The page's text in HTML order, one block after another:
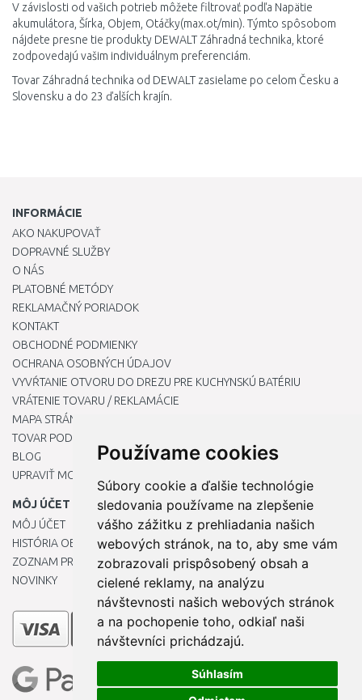
Používame cookies
Súbory cookie a ďalšie technológie
sledovania používame na zlepšenie
vášho zážitku z prehliadania našich
webových stránok, na to, aby sme vám
zobrazovali prispôsobený obsah a
cielené reklamy, na analýzu
návštevnosti našich webových stránok
a na pochopenie toho, odkiaľ naši
návštevníci prichádzajú.
Súhlasím
V závislosti od vašich potrieb môžete filtrovať podľa Napätie
akumulátora, Šírka, Objem, Otáčky(max.ot/min). Týmto spôsobom
nájdete presne tie produkty DEWALT Záhradná technika, ktoré
zodpovedajú vašim individuálnym preferenciám.
Tovar Záhradná technika od DEWALT zasielame po celom Česku a
Slovensku a do 23 ďalších krajín.
INFORMÁCIE
AKO NAKUPOVAŤ
DOPRAVNÉ SLUŽBY
O NÁS
PLATOBNÉ METÓDY
REKLAMAČNÝ PORIADOK
KONTAKT
OBCHODNÉ PODMIENKY
OCHRANA OSOBNÝCH ÚDAJOV
VYVŔTANIE OTVORU DO DREZU PRE KUCHYNSKÚ BATÉRIU
VRÁTENIE TOVARU / REKLAMÁCIE
MAPA STRÁNOK
TOVAR PODĽA ZNAČIEK
BLOG
UPRAVIŤ MOJE PREDVOĽBY COOKIES
MÔJ ÚČET
MÔJ ÚČET
HISTÓRIA OBJEDNÁVOK
ZOZNAM PRIANÍ
NOVINKY